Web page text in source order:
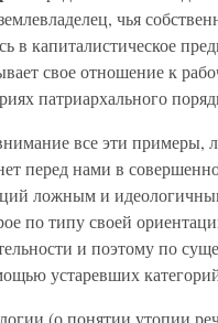
чья
в капиталистическое
свое отношение к
патриархального
все эти примеры,
перед нами в
ложным и
по типу своей
и поэтому по
устаревших
(о понятии утопии